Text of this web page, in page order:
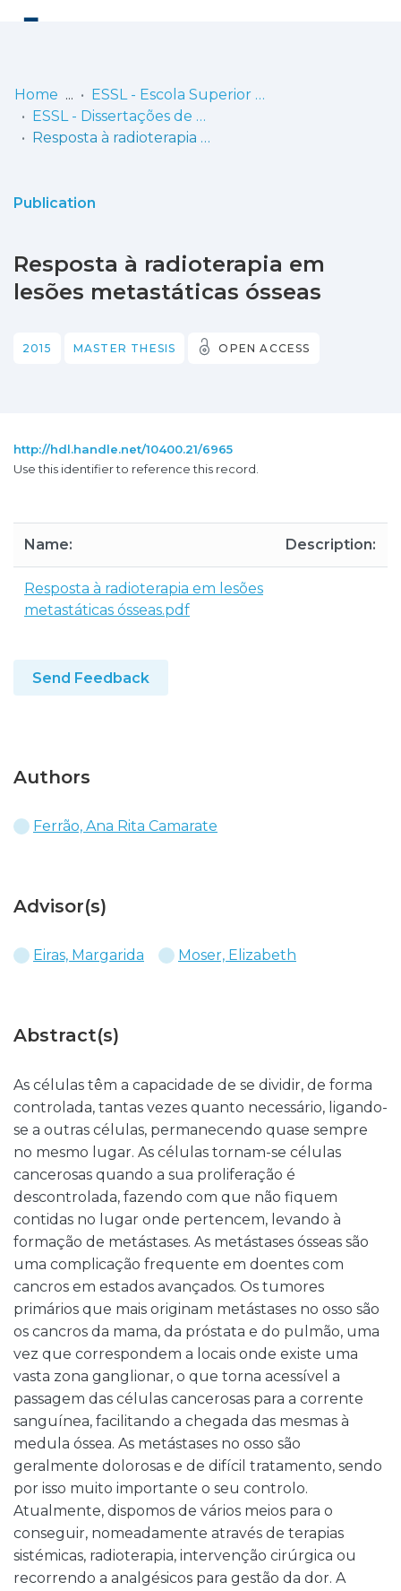
Communities
Statistics
Home
ESSL - Escola Superior de Saúde de Lisboa
ESSL - Dissertações de Mestrado
Resposta à radioterapia em lesões metastáticas ósseas
Publication
Resposta à radioterapia em
lesões metastáticas ósseas
2015 MASTER THESIS OPEN ACCESS
http://hdl.handle.net/10400.21/6965
Use this identifier to reference this record.
Name: Description:
Resposta à radioterapia em lesões
metastáticas ósseas.pdf
Send Feedback
Authors
Ferrão, Ana Rita Camarate
Advisor(s)
Eiras, Margarida Moser, Elizabeth
Abstract(s)
As células têm a capacidade de se dividir, de forma
controlada, tantas vezes quanto necessário, ligando-
se a outras células, permanecendo quase sempre
no mesmo lugar. As células tornam-se células
cancerosas quando a sua proliferação é
descontrolada, fazendo com que não fiquem
contidas no lugar onde pertencem, levando à
formação de metástases. As metástases ósseas são
uma complicação frequente em doentes com
cancros em estados avançados. Os tumores
primários que mais originam metástases no osso são
os cancros da mama, da próstata e do pulmão, uma
vez que correspondem a locais onde existe uma
vasta zona ganglionar, o que torna acessível a
passagem das células cancerosas para a corrente
sanguínea, facilitando a chegada das mesmas à
medula óssea. As metástases no osso são
geralmente dolorosas e de difícil tratamento, sendo
por isso muito importante o seu controlo.
Atualmente, dispomos de vários meios para o
conseguir, nomeadamente através de terapias
sistémicas, radioterapia, intervenção cirúrgica ou
recorrendo a analgésicos para gestão da dor. A